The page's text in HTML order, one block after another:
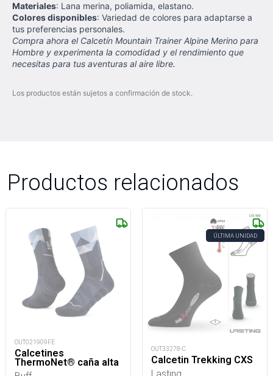
Materiales: Lana merina, poliamida, elastano.
Colores disponibles: Variedad de colores para adaptarse a
tus preferencias personales.
Compra ahora el Calcetín Mountain Trainer Alpine Merino para
Hombre y experimenta la comodidad y el rendimiento que
necesitas para tus aventuras al aire libre.
Los productos están sujetos a confirmación de stock.
Productos relacionados
OUT021909FE
Calcetines
ThermoNet® caña alta
ÚLTIMA UNIDAD
OUT33278-C
Calcetin Trekking CXS